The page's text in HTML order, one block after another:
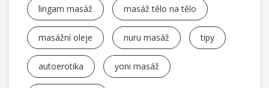
lingam masáž masáž tělo na tělo
masážní oleje nuru masáž tipy
autoerotika yoni masáž